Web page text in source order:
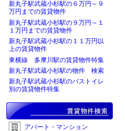
新丸子駅武蔵小杉駅の６万円～９
万円までの賃貸物件
新丸子駅武蔵小杉駅の９万円～１
１万円までの賃貸物件
新丸子駅武蔵小杉駅の１１万円以
上の賃貸物件
東横線 多摩川駅の賃貸物件特集
新丸子駅武蔵小杉駅の物件 検索
新丸子駅武蔵小杉駅のバストイレ
別の賃貸物件特集
アパート・マンション